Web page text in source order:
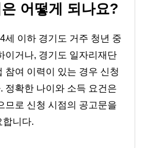
어떻게 되나요?
세 이하 경기도 거주 청년 중
이거나, 경기도 일자리재단
참여 이력이 있는 경우 신청
정확한 나이와 소득 요건은
므로 신청 시점의 공고문을
합니다.